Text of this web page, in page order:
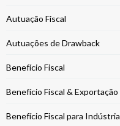
Autuação Fiscal
Autuações de Drawback
Benefício Fiscal
Benefício Fiscal & Exportação
Benefício Fiscal para Indústria